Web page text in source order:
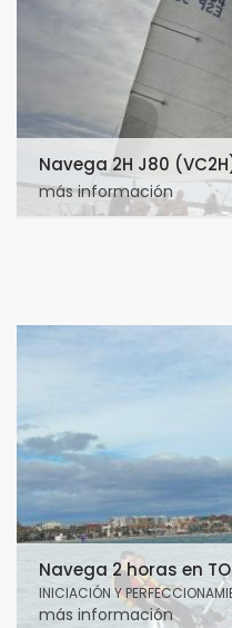
Navega 2H J80
más información
Navega 2 horas en
INICIACIÓN Y
más información